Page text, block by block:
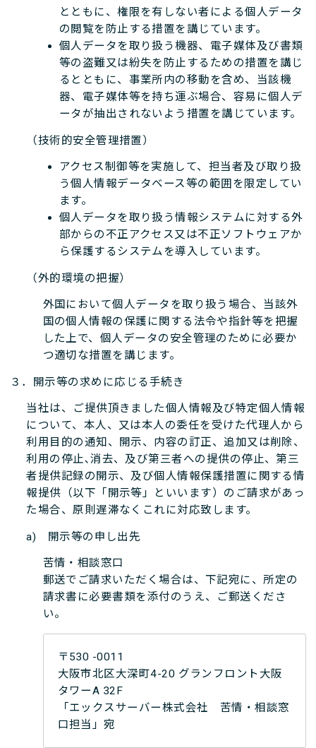
とともに、権限を有しない者による個人データ
の閲覧を防止する措置を講じています。
個人データを取り扱う機器、電子媒体及び書類
等の盗難又は紛失を防止するための措置を講じ
るとともに、事業所内の移動を含め、当該機
器、電子媒体等を持ち運ぶ場合、容易に個人デ
ータが抽出されないよう措置を講じています。
（技術的安全管理措置）
アクセス制御等を実施して、担当者及び取り扱
う個人情報データベース等の範囲を限定してい
ます。
個人データを取り扱う情報システムに対する外
部からの不正アクセス又は不正ソフトウェアか
ら保護するシステムを導入しています。
（外的環境の把握）
外国において個人データを取り扱う場合、当該外
国の個人情報の保護に関する法令や指針等を把握
した上で、個人データの安全管理のために必要か
つ適切な措置を講じます。
３．開示等の求めに応じる手続き
当社は、ご提供頂きました個人情報及び特定個人情報
について、本人、又は本人の委任を受けた代理人から
利用目的の通知、開示、内容の訂正、追加又は削除、
利用の停止､消去、及び第三者への提供の停止、第三
者提供記録の開示、及び個人情報保護措置に関する情
報提供（以下「開示等」といいます）のご請求があっ
た場合、原則遅滞なくこれに対応致します。
a) 開示等の申し出先
苦情・相談窓口
郵送でご請求いただく場合は、下記宛に、所定の
請求書に必要書類を添付のうえ、ご郵送くださ
い。
〒530 -0011
大阪市北区大深町4-20 グランフロント大阪
タワーA 32F
「エックスサーバー株式会社 苦情・相談窓
口担当」宛